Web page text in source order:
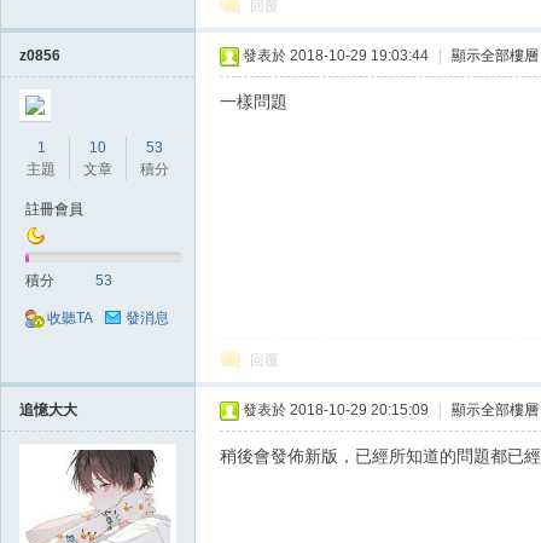
回覆
z0856
1
主題
10
文章
53
積分
註冊會員
積分 53
收聽TA 發消息
發表於 2018-10-29 19:03:44 顯示全部樓層
一樣問題
回覆
追憶大大 發表於 2018-10-29 20:15:09 顯示全部樓層
稍後會發佈新版，已經所知道的問題都已